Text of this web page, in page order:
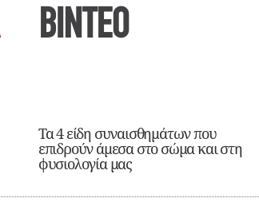
ΒΙΝΤΕΟ
Τα 4 είδη συναισθημάτων που
επιδρούν άμεσα στο σώμα και στη
φυσιολογία μας